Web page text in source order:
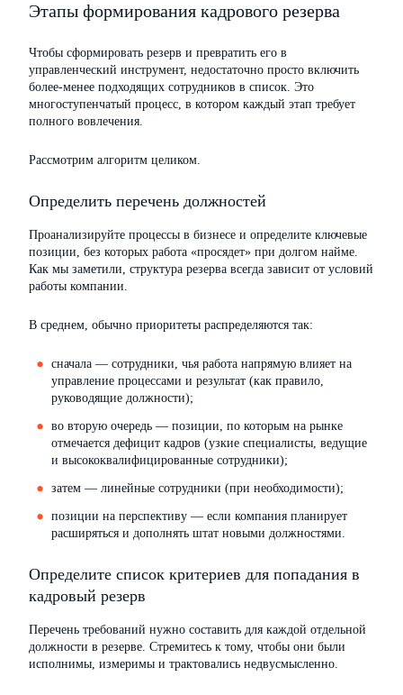
Этапы формирования кадрового резерва
Чтобы сформировать резерв и превратить его в
управленческий инструмент, недостаточно просто включить
более-менее подходящих сотрудников в список. Это
многоступенчатый процесс, в котором каждый этап требует
полного вовлечения.
Рассмотрим алгоритм целиком.
Определить перечень должностей
Проанализируйте процессы в бизнесе и определите ключевые
позиции, без которых работа «просядет» при долгом найме.
Как мы заметили, структура резерва всегда зависит от условий
работы компании.
В среднем, обычно приоритеты распределяются так:
сначала — сотрудники, чья работа напрямую влияет на
управление процессами и результат (как правило,
руководящие должности);
во вторую очередь — позиции, по которым на рынке
отмечается дефицит кадров (узкие специалисты, ведущие
и высококвалифицированные сотрудники);
затем — линейные сотрудники (при необходимости);
позиции на перспективу — если компания планирует
расширяться и дополнять штат новыми должностями.
Определите список критериев для попадания в
кадровый резерв
Перечень требований нужно составить для каждой отдельной
должности в резерве. Стремитесь к тому, чтобы они были
исполнимы, измеримы и трактовались недвусмысленно.